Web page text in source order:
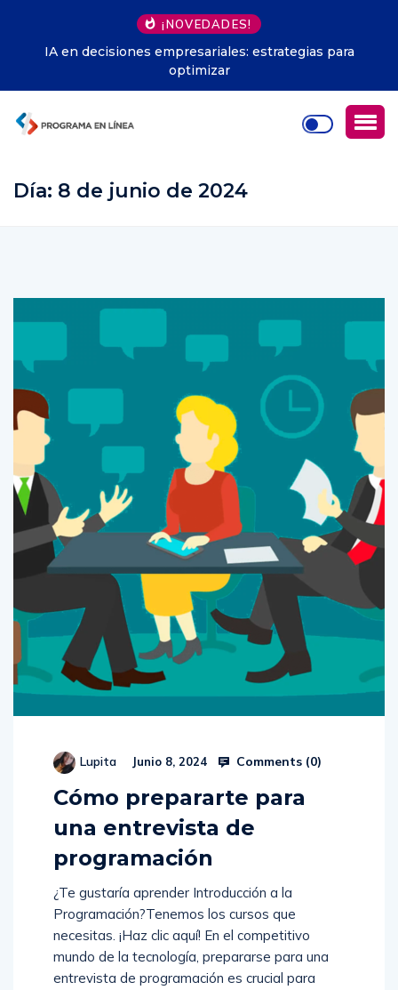
¡NOVEDADES!
Herramientas microservicios Java: fundamentos
esenciales
Día: 8 de junio de 2024
Lupita Junio 8, 2024 Comments (0)
Cómo prepararte para
una entrevista de
programación
¿Te gustaría aprender Introducción a la
Programación?Tenemos los cursos que
necesitas. ¡Haz clic aquí! En el competitivo
mundo de la tecnología, prepararse para una
entrevista de programación es crucial para